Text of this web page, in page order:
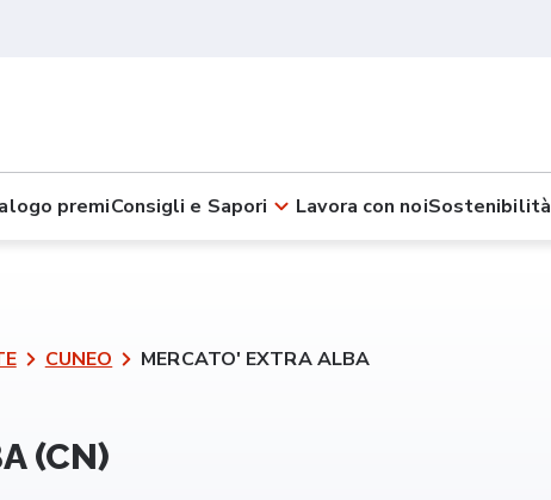
premiConsigli e Sapori Lavora con noiSostenibilità
CUNEO MERCATO' EXTRA ALBA
(CN)